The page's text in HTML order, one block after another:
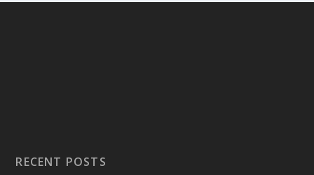
RECENT POSTS